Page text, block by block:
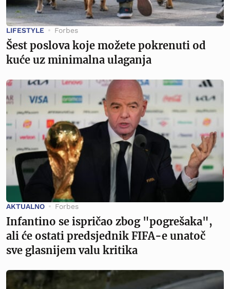
LIFESTYLE Forbes
Šest poslova koje možete pokrenuti od
kuće uz minimalna ulaganja
AKTUALNO Forbes
Infantino se ispričao zbog "pogrešaka",
ali će ostati predsjednik FIFA-e unatoč
sve glasnijem valu kritika